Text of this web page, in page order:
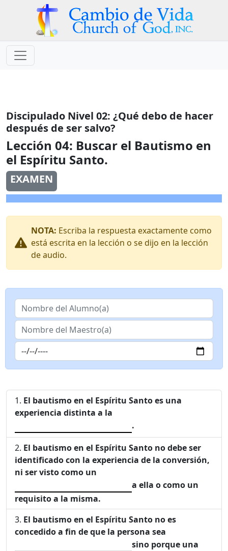
Discipulado Nivel 02: ¿Qué debo de hacer
después de ser salvo?
Lección 04: Buscar el Bautismo en
el Espíritu Santo.
EXAMEN
NOTA: Escriba la respuesta exactamente como
está escrita en la lección o se dijo en la lección
de audio.
El bautismo en el Espíritu Santo es una
experiencia distinta a la
.
El bautismo en el Espíritu Santo no debe ser
identificado con la experiencia de la conversión,
ni ser visto como un
a ella o como un
requisito a la misma.
El bautismo en el Espíritu Santo no es
concedido a fin de que la persona sea
sino porque una